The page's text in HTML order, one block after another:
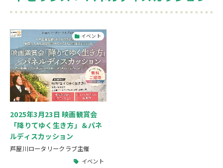
イベント
2025年3月23日 映画観賞会
「降りてゆく生き方」＆パネ
ルディスカッション
芦屋川ロータリークラブ主催
イベント